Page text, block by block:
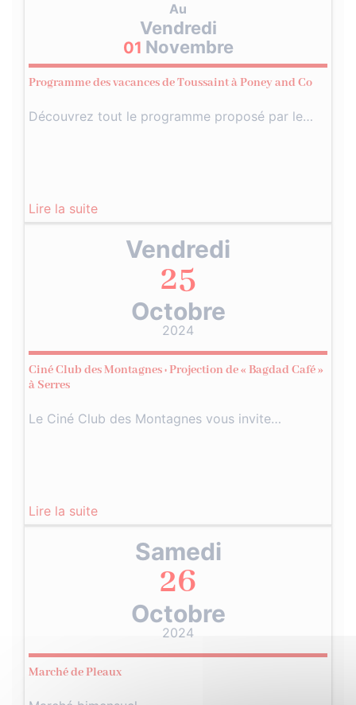
Au
Vendredi
01 Novembre
Programme des vacances de Toussaint à Poney and Co
Découvrez tout le programme proposé par le…
Lire la suite
Vendredi
25
Octobre
2024
Ciné Club des Montagnes : Projection de « Bagdad Café »
à Serres
Le Ciné Club des Montagnes vous invite…
Lire la suite
Samedi
26
Octobre
2024
Marché de Pleaux